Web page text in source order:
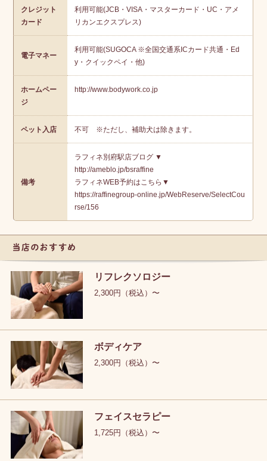
クレジット
カード
利用可能(JCB・VISA・マスターカード・UC・アメ
リカンエクスプレス)
電子マネー
利用可能(SUGOCA ※全国交通系ICカード共通・Ed
y・クイックペイ・他)
ホームペー
ジ
http://www.bodywork.co.jp
ペット入店 不可 ※ただし、補助犬は除きます。
備考
ラフィネ別府駅店ブログ ▼
http://ameblo.jp/bsraffine
ラフィネWEB予約はこちら▼
https://raffinegroup-online.jp/WebReserve/SelectCou
rse/156
リフレクソロジー
2,300円（税込）〜
ボディケア
2,300円（税込）〜
フェイスセラピー
1,725円（税込）〜